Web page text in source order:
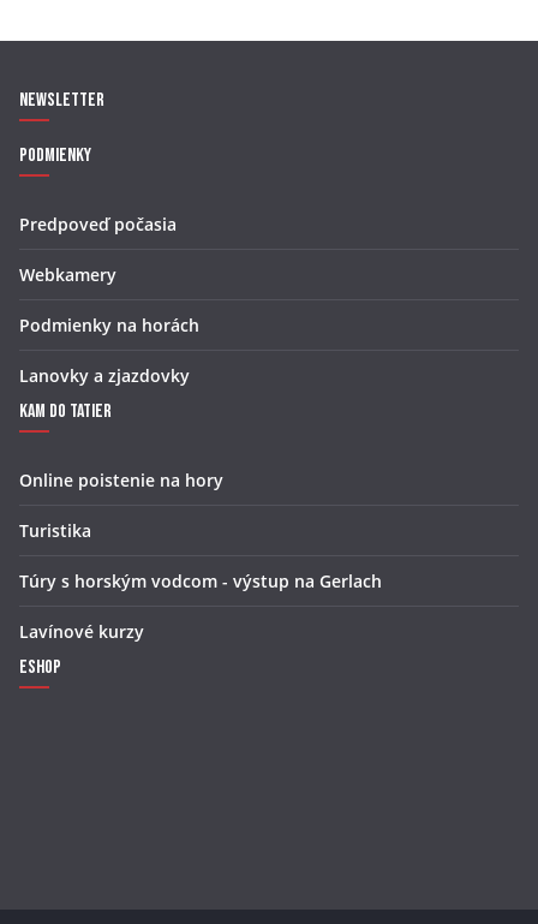
Newsletter
Podmienky
Predpoveď počasia
Webkamery
Podmienky na horách
Lanovky a zjazdovky
Kam do Tatier
Online poistenie na hory
Turistika
Túry s horským vodcom - výstup na Gerlach
Lavínové kurzy
Eshop